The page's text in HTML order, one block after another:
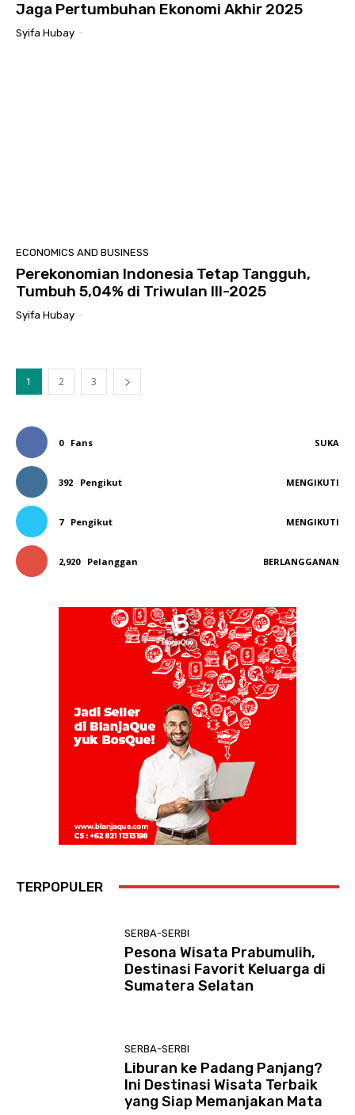
Jaga Pertumbuhan Ekonomi Akhir 2025
Syifa Hubay -
ECONOMICS AND BUSINESS
Perekonomian Indonesia Tetap Tangguh,
Tumbuh 5,04% di Triwulan III-2025
Syifa Hubay -
1 2 3
0 Fans SUKA
392 Pengikut MENGIKUTI
7 Pengikut MENGIKUTI
2,920 Pelanggan BERLANGGANAN
TERPOPULER
SERBA-SERBI
Pesona Wisata Prabumulih,
Destinasi Favorit Keluarga di
Sumatera Selatan
SERBA-SERBI
Liburan ke Padang Panjang?
Ini Destinasi Wisata Terbaik
yang Siap Memanjakan Mata